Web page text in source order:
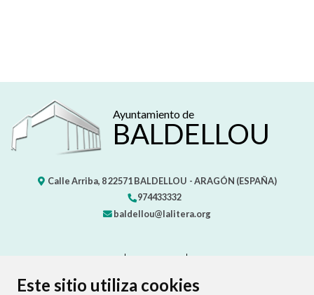
Este sitio utiliza cookies
Ayuntamiento de
BALDELLOU
Calle Arriba, 822571 BALDELLOU - ARAGÓN (ESPAÑA)
974433332
baldellou@lalitera.org
PROTECCIÓN DE DATOS
POLÍTICA DE COOKIES